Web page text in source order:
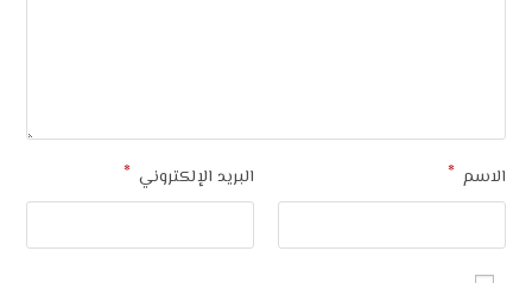
الاسم * البريد الإلكتروني *